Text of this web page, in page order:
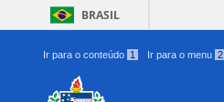
BRASIL
Ir para o conteúdo 1 Ir para o menu 2